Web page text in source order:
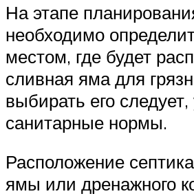
На этапе
необходимо
местом, где будет
сливная яма для
выбирать его
санитарные нормы.
Расположение
ямы или дренажного